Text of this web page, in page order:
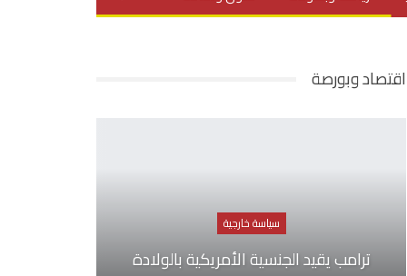
اقتصاد وبورصة
سياسة خارجية
ترامب يقيد الجنسية الأمريكية بالولادة